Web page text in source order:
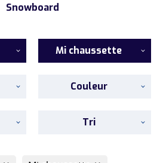
Snowboard
Mi chaussette
Couleur
Tri